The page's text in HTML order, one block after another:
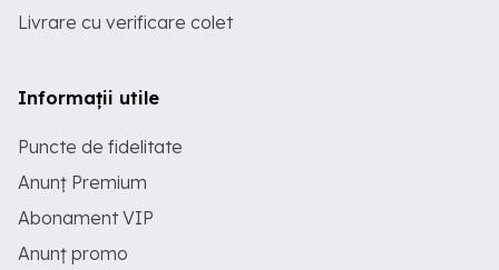
Livrare cu verificare colet
Informații utile
Puncte de fidelitate
Anunț Premium
Abonament VIP
Anunț promo